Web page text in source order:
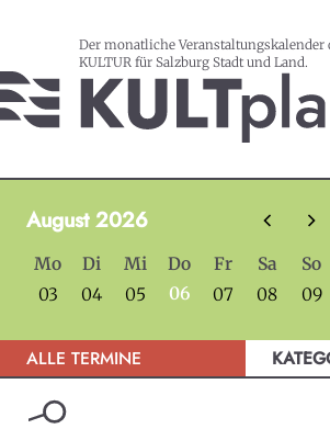
Der monatliche Veranstaltungskalender
KULTUR für Salzburg Stadt und Land.
August 2026
Mo Di Mi Do Fr Sa
So
03
04 05 06 07 08 09
ALLE TERMINE